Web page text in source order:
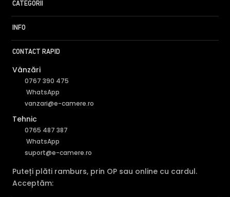
CATEGORII
INFO
CONTACT RAPID
Vânzări
0767 390 475
WhatsApp
vanzari@e-camere.ro
Tehnic
0765 487 387
WhatsApp
suport@e-camere.ro
Puteți plăti ramburs, prin OP sau online cu cardul.
Acceptăm: